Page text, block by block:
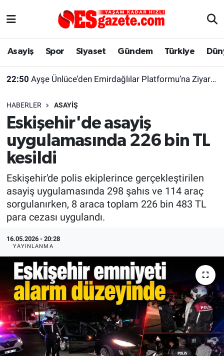
Asayiş Spor Siyaset Gündem Türkiye
22:50 Ayşe Ünlüce’den Emirdağlılar Platformu’na Ziyaret
HABERLER ASAYIŞ
Eskişehir'de asayiş
uygulamasında 226 bin TL
kesildi
Eskişehir'de polis ekiplerince gerçekleştirilen
asayiş uygulamasında 298 şahıs ve 114 araç
sorgulanırken, 8 araca toplam 226 bin 483 TL
para cezası uygulandı.
16.05.2026 - 20:28
YAYINLANMA
Asayiş
Gündem
Türkiye
Dünya
Sağlık
Alış-Veriş/İş dünyası
Yaşam
Eskişehirspor Arşivi
Eskişehir Arşivi
Röportaj
Ekonomi
Kültür Sanat
Politika
Bilecik
Kütahya
Gezi
Genel
Eskişehir Nöbetçi Eczaneler
Süper Lig Puan Durumu ve Fikstür
Tüm Manşetler
Son Dakika Haberleri
Haber Arşivi